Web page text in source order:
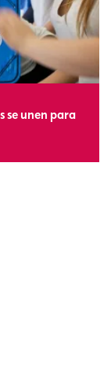
se unen para